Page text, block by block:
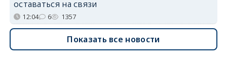
оставаться на связи
12:04 6 1357
Показать все новости